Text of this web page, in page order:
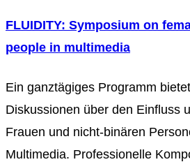
FLUIDITY: Symposium on
people in multimedia
Ein ganztägiges Programm
Diskussionen über den Einfluss
Frauen und nicht-binären
Multimedia. Professionelle